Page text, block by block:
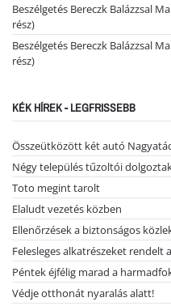
Beszélgetés Bereczk Balázzsal
rész)
Beszélgetés Bereczk Balázzsal
rész)
KÉK HÍREK - LEGFRISSEBB
Összeütközött két autó
Négy település tűzoltói
Toto megint tarolt
Elaludt vezetés közben
Ellenőrzések a biztonságos
Felesleges alkatrészeket
Péntek éjfélig marad a
Védje otthonát nyaralás alatt!